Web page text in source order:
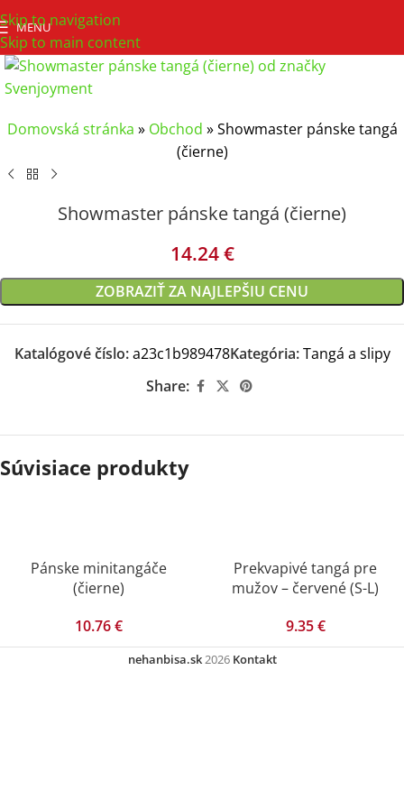
Skip to navigation
Skip to main content
MENU
Domovská stránka » Obchod »Showmaster pánske tangá
(čierne)
Showmaster pánske tangá (čierne)
14.24€
ZOBRAZIŤ ZA NAJLEPŠIU CENU
Katalógové číslo:a23c1b989478Kategória: Tangá a slipy
Share:
Súvisiace produkty
Pánske minitangáče
(čierne)
10.76€
Prekvapivé tangá pre
mužov – červené (S-L)
9.35€
nehanbisa.sk2026 Kontakt